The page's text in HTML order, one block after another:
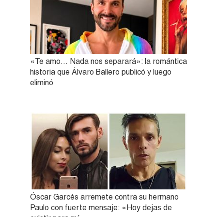
«Te amo… Nada nos separará»: la romántica
historia que Álvaro Ballero publicó y luego
eliminó
Óscar Garcés arremete contra su hermano
Paulo con fuerte mensaje: «Hoy dejas de